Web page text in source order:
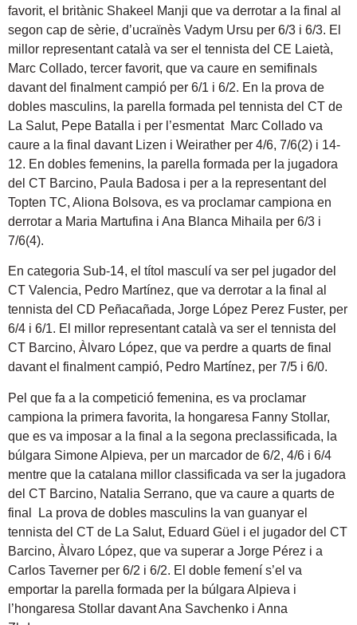
favorit, el britànic Shakeel Manji que va derrotar a la final al
segon cap de sèrie, d’ucraïnès Vadym Ursu per 6/3 i 6/3. El
millor representant català va ser el tennista del CE Laietà,
Marc Collado, tercer favorit, que va caure en semifinals
davant del finalment campió per 6/1 i 6/2. En la prova de
dobles masculins, la parella formada pel tennista del CT de
La Salut, Pepe Batalla i per l’esmentat Marc Collado va
caure a la final davant Lizen i Weirather per 4/6, 7/6(2) i 14-
12. En dobles femenins, la parella formada per la jugadora
del CT Barcino, Paula Badosa i per a la representant del
Topten TC, Aliona Bolsova, es va proclamar campiona en
derrotar a Maria Martufina i Ana Blanca Mihaila per 6/3 i
7/6(4).
En categoria Sub-14, el títol masculí va ser pel jugador del
CT Valencia, Pedro Martínez, que va derrotar a la final al
tennista del CD Peñacañada, Jorge López Perez Fuster, per
6/4 i 6/1. El millor representant català va ser el tennista del
CT Barcino, Àlvaro López, que va perdre a quarts de final
davant el finalment campió, Pedro Martínez, per 7/5 i 6/0.
Pel que fa a la competició femenina, es va proclamar
campiona la primera favorita, la hongaresa Fanny Stollar,
que es va imposar a la final a la segona preclassificada, la
búlgara Simone Alpieva, per un marcador de 6/2, 4/6 i 6/4
mentre que la catalana millor classificada va ser la jugadora
del CT Barcino, Natalia Serrano, que va caure a quarts de
final La prova de dobles masculins la van guanyar el
tennista del CT de La Salut, Eduard Güel i el jugador del CT
Barcino, Àlvaro López, que va superar a Jorge Pérez i a
Carlos Taverner per 6/2 i 6/2. El doble femení s’el va
emportar la parella formada per la búlgara Alpieva i
l’hongaresa Stollar davant Ana Savchenko i Anna